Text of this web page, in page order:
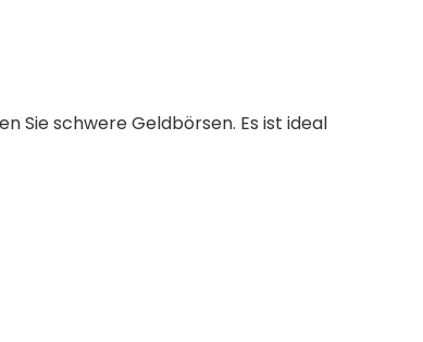
Sie schwere Geldbörsen. Es ist ideal